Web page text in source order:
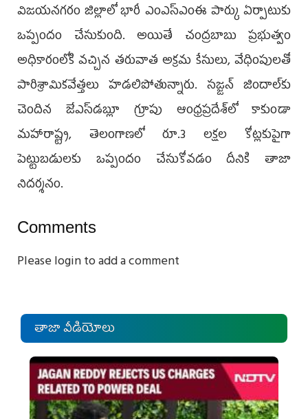
విజయనగరం జిల్లాలో భారీ ఎంఎస్‌ఎంఈ పార్కు ఏర్పాటుకు
ఒప్పందం చేసుకుంది. అయితే చంద్రబాబు ప్రభుత్వం
అధికారంలోకి వచ్చిన తరువాత అక్రమ కేసులు, వేధింపులతో
పారిశ్రామికవేత్తలు హడలిపోతున్నారు. సజ్జన్‌ జిందాల్‌కు
చెందిన జేఎస్‌డబ్లూ గ్రూపు ఆంధ్రప్రదేశ్‌లో కాకుండా
మహారాష్ట్ర, తెలంగాణలో రూ.3 లక్షల కోట్లకుపైగా
పెట్టుబడులకు ఒప్పందం చేసుకోవడం దీనికి తాజా
నిదర్శనం.
Comments
Please login to add a comment
తాజా వీడియోలు